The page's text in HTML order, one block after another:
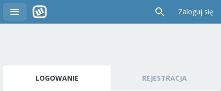
Zaloguj się
LOGOWANIE REJESTRACJA